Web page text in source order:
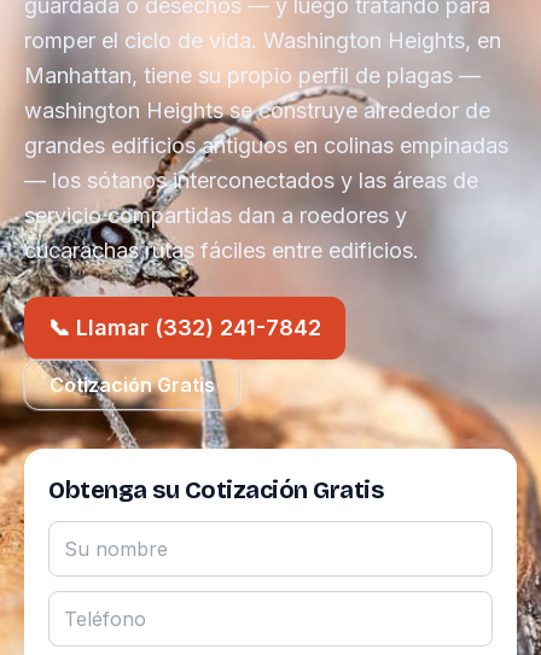
guardada o desechos — y luego tratando para
romper el ciclo de vida. Washington Heights, en
Manhattan, tiene su propio perfil de plagas —
washington Heights se construye alrededor de
grandes edificios antiguos en colinas empinadas
— los sótanos interconectados y las áreas de
servicio compartidas dan a roedores y
cucarachas rutas fáciles entre edificios.
📞 Llamar (332) 241-7842
Cotización Gratis
Obtenga su Cotización Gratis